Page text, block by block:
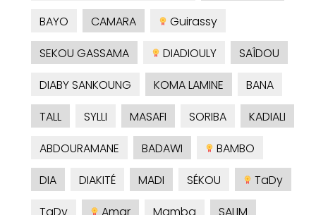
BAYO
CAMARA
Guirassy
SEKOU GASSAMA
DIADIOULY
SAÎDOU
DIABY SANKOUNG
KOMA LAMINE
BANA
TALL
SYLLI MASAFI SORIBA
KADIALI
ABDOURAMANE
BADAWI
BAMBO
DIA
DIAKITÉ MADI SÉKOU
TaDy